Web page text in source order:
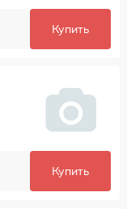
Купить
Купить